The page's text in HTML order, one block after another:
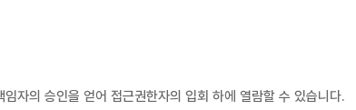
책임자의 승인을 얻어 접근권한자의 입회 하에 열람할 수 있